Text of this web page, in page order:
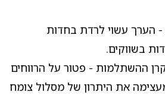
- הערך עשוי לרדת בחדות
בשווקים.
ההשתלמות - פטור על הרווחים
- מעצימה את היתרון של מסלול צומח